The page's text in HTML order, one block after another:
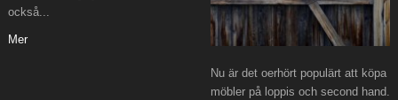
också...
Mer
Nu är det oerhört populärt att köpa
möbler på loppis och second hand.